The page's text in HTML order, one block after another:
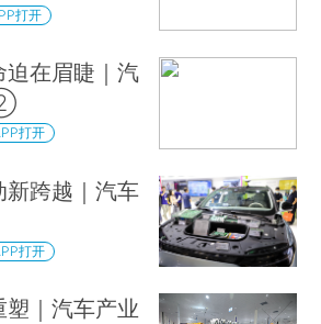
打开
迫在眉睫｜汽
打开
新跨越｜汽车
打开
｜汽车产业